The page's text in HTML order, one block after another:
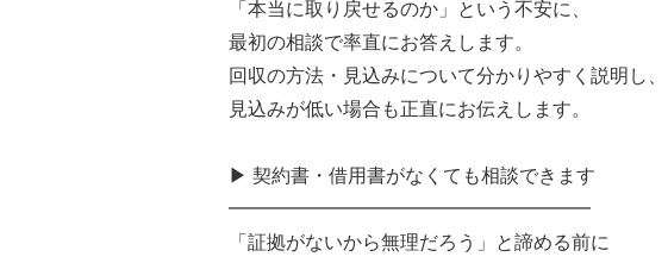
「本当に取り戻せるのか」という不安に、
最初の相談で率直にお答えします。
回収の方法・見込みについて分かりやすく説明し、
見込みが低い場合も正直にお伝えします。
▶︎ 契約書・借用書がなくても相談できます
━━━━━━━━━━━━━━━━━━━
「証拠がないから無理だろう」と諦める前に